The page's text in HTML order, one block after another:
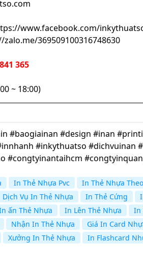
www.facebook.com/
369509100316748630
365
~ 18:00)
#baogiainan #design #inan
#inkythuatso #dichvuinan
#congtyinantaihcm
In Thẻ Nhựa Pvc In Thẻ Nhựa
Dịch Vụ In Thẻ Nhựa In Thẻ Cứng
ấn Thẻ Nhựa In Lên Thẻ Nhựa In
Nhận In Thẻ Nhựa Giá In Card
Xưởng In Thẻ Nhựa In Flashcard